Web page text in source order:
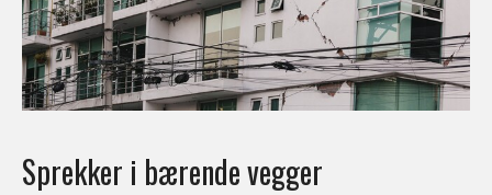
Sprekker i bærende vegger